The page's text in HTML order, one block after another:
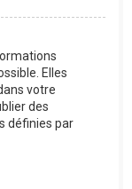
Elles
votre
des
définies par